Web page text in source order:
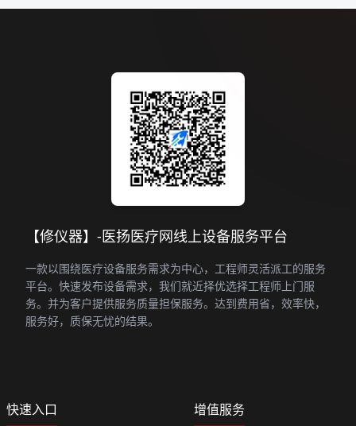
【修仪器】-医扬医疗网线上设备服务平台
一款以围绕医疗设备服务需求为中心，工程师灵活派工的服务
平台。快速发布设备需求，我们就近择优选择工程师上门服
务。并为客户提供服务质量担保服务。达到费用省，效率快，
服务好，质保无忧的结果。
快速入口 增值服务